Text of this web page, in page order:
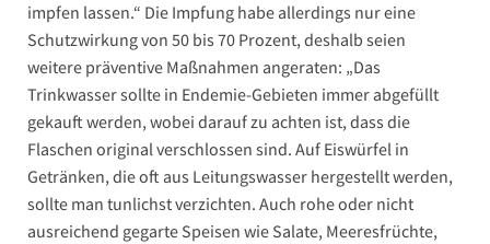
impfen lassen.“ Die Impfung habe allerdings nur eine
Schutzwirkung von 50 bis 70 Prozent, deshalb seien
weitere präventive Maßnahmen angeraten: „Das
Trinkwasser sollte in Endemie-Gebieten immer abgefüllt
gekauft werden, wobei darauf zu achten ist, dass die
Flaschen original verschlossen sind. Auf Eiswürfel in
Getränken, die oft aus Leitungswasser hergestellt werden,
sollte man tunlichst verzichten. Auch rohe oder nicht
ausreichend gegarte Speisen wie Salate, Meeresfrüchte,